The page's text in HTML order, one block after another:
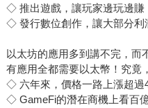
◇ 推出遊戲，讓玩家邊玩邊賺
◇ 發行數位創作，讓大部分利
以太坊的應用多到講不完，而
有應用全都需要以太幣！究竟
◇ 六年來，價格一路上漲超過
◇ GameFi的潛在商機上看百